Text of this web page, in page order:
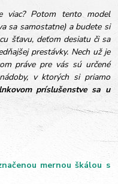
viac? Potom tento model
sa samostatne) a budete si
šťavu, deťom desiatu či sa
prestávky. Nech už je
práve pre vás sú určené
v ktorých si priamo
príslušenstve sa u
mernou škálou s